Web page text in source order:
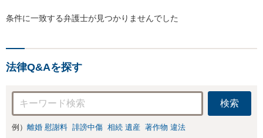
条件に一致する弁護士が見つかりませんでした
法律Q&Aを探す
検索
例） 離婚 慰謝料 誹謗中傷 相続 遺産 著作物 違法